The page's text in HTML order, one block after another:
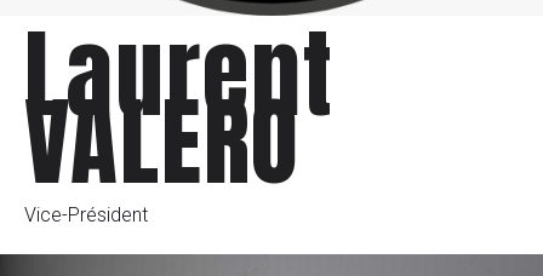
Laurent
VALERO
Vice-Président